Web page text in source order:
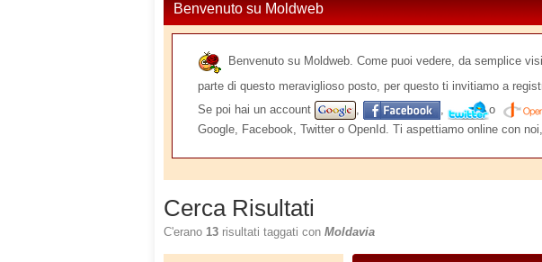
Benvenuto su Moldweb
Benvenuto su Moldweb. Come puoi vedere, da semplice
parte di questo meraviglioso posto, per questo ti invitiamo a
Se poi hai un account
, , o
Google, Facebook, Twitter o OpenId. Ti aspettiamo online con
Cerca Risultati
C'erano 13 risultati taggati con Moldavia